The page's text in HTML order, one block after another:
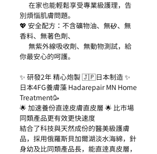
在家也能輕鬆享受專業級護理，告
別煩惱肌膚問題。
💖 安全配方：不含礦物油、無矽、無
香料、無著色劑、
無紫外線吸收劑、無動物測試，給
你最安心的呵護。
✨ 研發2年 精心炮製 🇯🇵日本制造 ✨
日本4FG養膚藻 Hadarepair MN Home
Treatment🥳
🌟 加速養份直逹皮膚直皮層 🌟 比市場
同類產品更有效更快速度
結合了科技與天然成份的醫美級護膚
品，採用俄羅斯貝加爾湖淡水海綿，針
身幼及比同類產品長，能直逹真皮層，